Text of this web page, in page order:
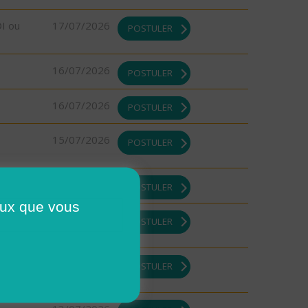
ou
17/07/2026 POSTULER
16/07/2026 POSTULER
16/07/2026 POSTULER
15/07/2026 POSTULER
POSTULER
POSTULER
POSTULER
que vous